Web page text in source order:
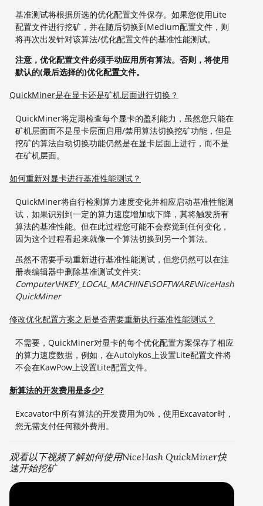
基准测试将根据所选的优化配置文件保存。如果您使用Lite
配置文件进行挖矿，并在随后切换到Medium配置文件，则
将再次出发针对该算法/优化配置文件的基准性能测试。
注意，优化配置文件必须手动应用所有算法。否则，将使用
默认的(最后选择的)优化配置文件。
QuickMiner是在显卡还是矿机层面进行切换？
QuickMiner将定期检查每个显卡的盈利能力，虽然您只能在
矿机层面而不是显卡层面启用/禁用算法切换挖矿功能，但是
挖矿的算法自动切换功能仍然是在显卡层面上进行，而不是
在矿机层面。
如何重新对显卡进行基准性能测试？
QuickMiner将自行检测算力速度变化并相应启动基准性能测
试，如果识别到一定的算力速度增加或下降，其将触发所有
算法的基准性能。但在此过程您可能不会察觉到任何变化，
因为这个过程看起来就像一个算法切换到另一个算法。
虽然不需要手动重新进行基准性能测试，但您仍然可以在注
册表编辑器中删除基准测试文件夹:
Computer\HKEY_LOCAL_MACHINE\SOFTWARE\NiceHash
QuickMiner
修改优化配置方案之后是否需要重新执行基准性能测试？
不需要，QuickMiner对显卡的每个优化配置方案保存了相应
的算力速度数据，例如，在Autolykos上设置Lite配置文件将
不会在KawPow上设置Lite配置文件。
新算法的开发费用是多少?
Excavator中所有算法的开发费用为0%，使用Excavator时，
您无需支付任何额外费用。
观看以下视频了解如何使用NiceHash QuickMiner快
速开始挖矿